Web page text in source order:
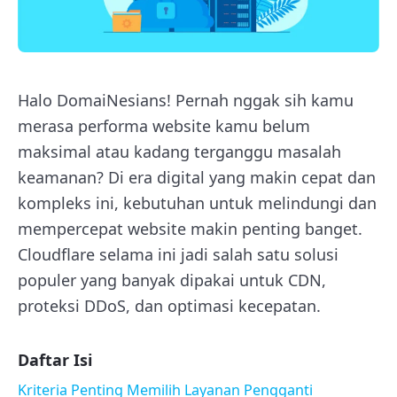
Halo DomaiNesians! Pernah nggak sih kamu
merasa performa website kamu belum
maksimal atau kadang terganggu masalah
keamanan? Di era digital yang makin cepat dan
kompleks ini, kebutuhan untuk melindungi dan
mempercepat website makin penting banget.
Cloudflare selama ini jadi salah satu solusi
populer yang banyak dipakai untuk CDN,
proteksi DDoS, dan optimasi kecepatan.
Daftar Isi
Kriteria Penting Memilih Layanan Pengganti